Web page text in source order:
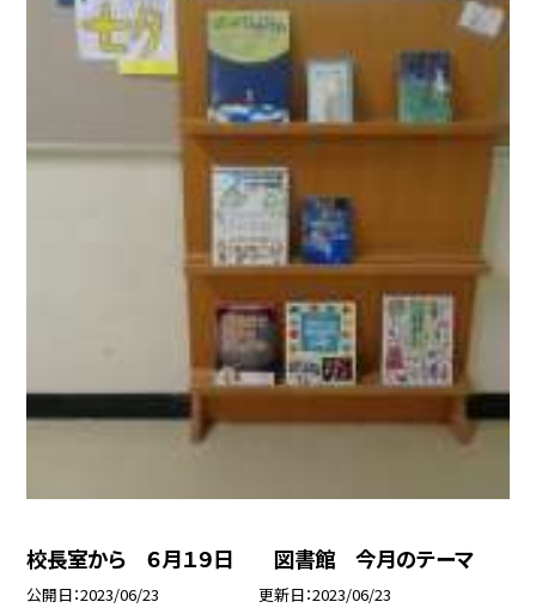
校長室から ６月１９日 図書館 今月のテーマ
公開日 2023/06/23 更新日 2023/06/23